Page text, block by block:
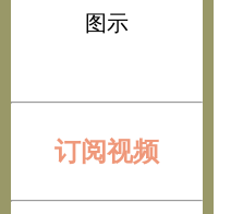
图示
订阅视频